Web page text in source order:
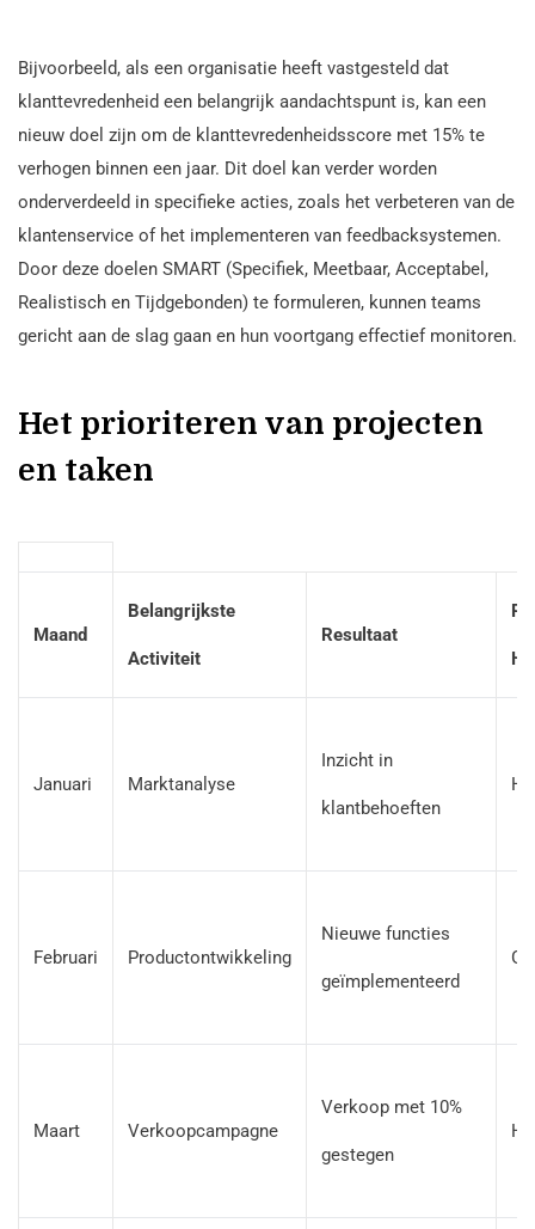
Bijvoorbeeld, als een organisatie heeft vastgesteld dat
klanttevredenheid een belangrijk aandachtspunt is, kan een
nieuw doel zijn om de klanttevredenheidsscore met 15% te
verhogen binnen een jaar. Dit doel kan verder worden
onderverdeeld in specifieke acties, zoals het verbeteren van de
klantenservice of het implementeren van feedbacksystemen.
Door deze doelen SMART (Specifiek, Meetbaar, Acceptabel,
Realistisch en Tijdgebonden) te formuleren, kunnen teams
gericht aan de slag gaan en hun voortgang effectief monitoren.
Het prioriteren van projecten
en taken
Maand
Belangrijkste
Activiteit
Resultaat
Januari Marktanalyse
Inzicht in
klantbehoeften
Februari Productontwikkeling
Nieuwe functies
geïmplementeerd
Maart Verkoopcampagne
Verkoop met 10%
gestegen